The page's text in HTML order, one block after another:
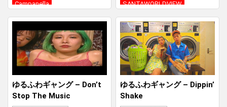
Campanella
ゆるふわギャング
北里彰久
SANTAWORLDVIEW
仙人掌
鎮座DOPENESS
SANTAWORLDVIEW
ゆるふわギャング
ゆるふわギャング – Don’t
Stop The Music
ゆるふわギャング – Dippin’
Shake